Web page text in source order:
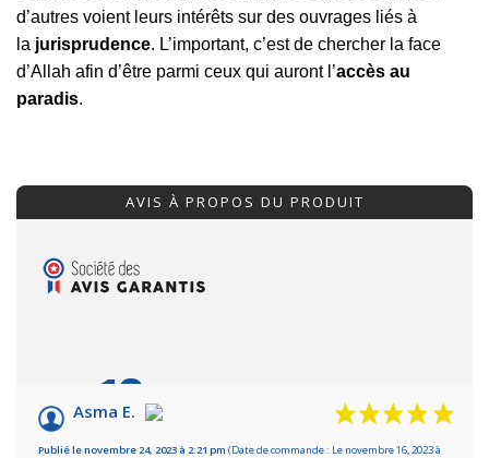
d’autres voient leurs intérêts sur des ouvrages liés à
la jurisprudence. L’important, c’est de chercher la face
d’Allah afin d’être parmi ceux qui auront l’accès au
paradis.
AVIS À PROPOS DU PRODUIT
10/10
Basé sur 2 avis
Asma E.
Publié le novembre 24, 2023 à 2:21 pm (Date de commande : Le novembre 16, 2023 à